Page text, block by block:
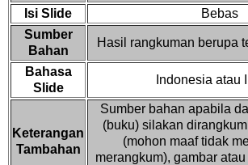
Isi Slide
Bebas
Sumber
Bahan
Hasil rangkuman berupa
Bahasa
Slide
Indonesia atau
Keterangan
Tambahan
Sumber bahan apabila
(buku) silakan
(mohon maaf tidak
merangkum), gambar